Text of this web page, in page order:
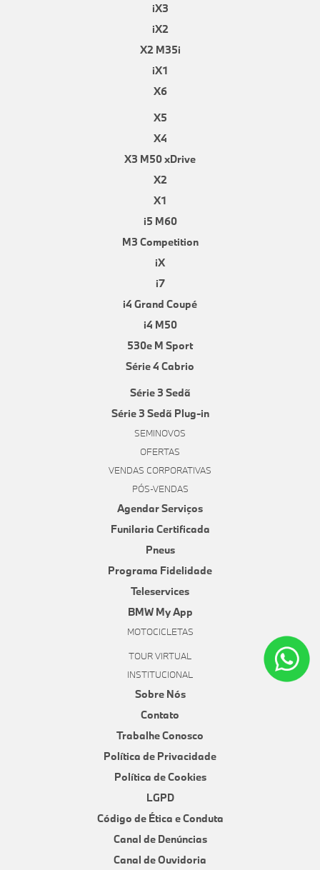
iX3
iX2
X2 M35i
iX1
X6
X5
X4
X3 M50 xDrive
X2
X1
i5 M60
M3 Competition
iX
i7
i4 Grand Coupé
i4 M50
530e M Sport
Série 4 Cabrio
Série 3 Sedã
Série 3 Sedã Plug-in
SEMINOVOS
OFERTAS
VENDAS CORPORATIVAS
PÓS-VENDAS
Agendar Serviços
Funilaria Certificada
Pneus
Programa Fidelidade
Teleservices
BMW My App
MOTOCICLETAS
TOUR VIRTUAL
INSTITUCIONAL
Sobre Nós
Contato
Trabalhe Conosco
Política de Privacidade
Política de Cookies
LGPD
Código de Ética e Conduta
Canal de Denúncias
Canal de Ouvidoria